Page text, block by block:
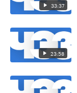
33:37
23:58